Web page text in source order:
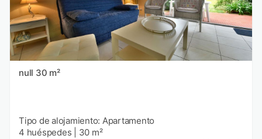
null 30 m²
Tipo de alojamiento: Apartamento
4 huéspedes
30 m²